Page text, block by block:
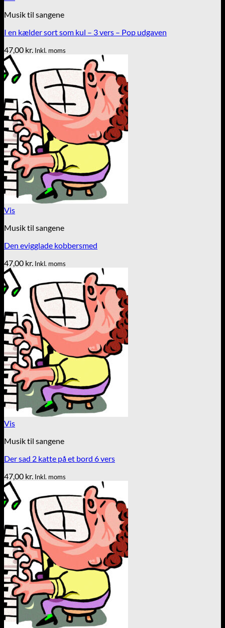
Musik til sangene
I en kælder sort som kul – 3 vers – Pop udgaven
47,00 kr. Inkl. moms
Vis
Musik til sangene
Den evigglade kobbersmed
47,00 kr. Inkl. moms
Vis
Musik til sangene
Der sad 2 katte på et bord 6 vers
47,00 kr. Inkl. moms